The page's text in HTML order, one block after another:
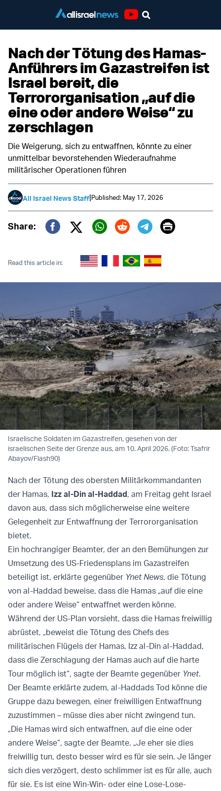
Nach der Tötung des Hamas-
Anführers im Gazastreifen ist
Israel bereit, die
Terrororganisation „auf die
eine oder andere Weise“ zu
zerschlagen
Die Weigerung, sich zu entwaffnen, könnte zu einer
unmittelbar bevorstehenden Wiederaufnahme
militärischer Operationen führen
All Israel News Staff|Published: May 17, 2026
Share:
Twitter (X)
Print
Read this article in:
Israelische Soldaten im Gazastreifen, gesehen von der
israelischen Seite der Grenze aus, am 10. April 2026. (Foto: Tsafrir
Abayov/Flash90)
Nach der Tötung des obersten Militärkommandanten
der Hamas, Izz al-Din al-Haddad, am Freitag geht Israel
davon aus, dass sich möglicherweise eine weitere
Gelegenheit zur Entwaffnung der Terrororganisation
bietet.
Ein hochrangiger Beamter, der an den Bemühungen zur
Umsetzung des US-Friedensplans im Gazastreifen
beteiligt ist, erklärte gegenüber Ynet News, die Tötung
von al-Haddad beweise, dass die Hamas „auf die eine
oder andere Weise“ entwaffnet werden könne.
Während der US-Plan vorsieht, dass die Hamas freiwillig
abrüstet, „beweist die Tötung des Chefs des
militärischen Flügels der Hamas, Izz al-Din al-Haddad,
dass die Zerschlagung der Hamas auch auf die harte
Tour möglich ist“, sagte der Beamte gegenüber Ynet.
Der Beamte erklärte zudem, al-Haddads Tod könne die
Gruppe dazu bewegen, einer freiwilligen Entwaffnung
zuzustimmen – müsse dies aber nicht zwingend tun.
„Die Hamas wird sich entwaffnen, auf die eine oder
andere Weise“, sagte der Beamte. „Je eher sie dies
freiwillig tun, desto besser wird es für sie sein. Je länger
sich dies verzögert, desto schlimmer ist es für alle, auch
für sie. Es ist eine Win-Win- oder eine Lose-Lose-